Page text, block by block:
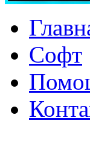
Софт